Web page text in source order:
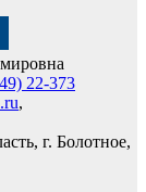
22-373
,
г. Болотное,